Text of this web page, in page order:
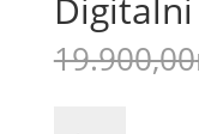
19.900,00